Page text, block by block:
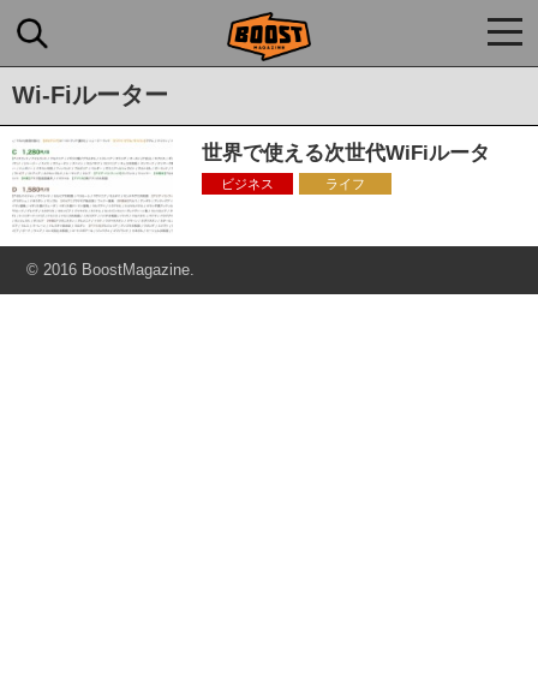
Wi-Fiルーター
世界で使える次世代WiFiルータ
ビジネス ライフ
© 2016 BoostMagazine.